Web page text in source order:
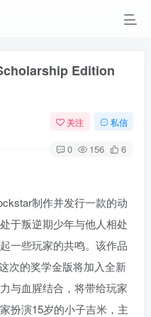
Edition
关注 私信
0 156 6
制作并发行一款的动
于叛逆期少年与他人相处
一些玩家的共鸣。该作品
次的奖学金版将加入全新
与血腥结合，将带给玩家
扮演15岁的小子吉米，主